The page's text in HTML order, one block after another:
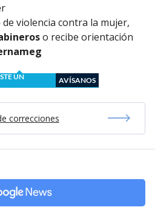
violencia contra la mujer,
o recibe orientación
UN
AVÍSANOS
correcciones